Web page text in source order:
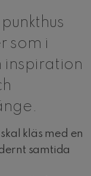
som i
inspiration
kläs med en
samtida